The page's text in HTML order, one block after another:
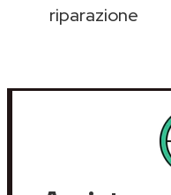
riparazione